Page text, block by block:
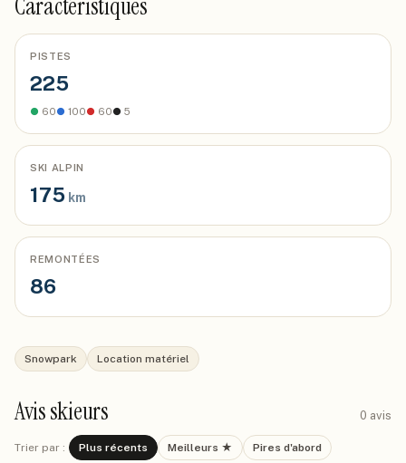
Caractéristiques
PISTES
225
● 60● 100● 60● 5
SKI ALPIN
175 km
REMONTÉES
86
Snowpark Location matériel
Avis skieurs 0 avis
Trier par : Plus récents Meilleurs ★ Pires d'abord